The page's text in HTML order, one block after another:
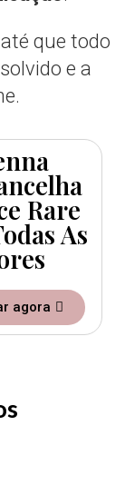
que todo
e a
Rare
As
agora